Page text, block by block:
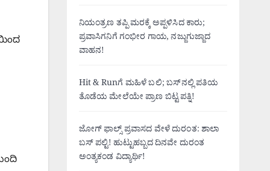
ನಿಯಂತ್ರಣ ತಪ್ಪಿ ಮರಕ್ಕೆ ಅಪ್ಪಳಿಸಿದ ಕಾರು;
ಪ್ರವಾಸಿಗನಿಗೆ ಗಂಭೀರ ಗಾಯ, ನಜ್ಜುಗುಜ್ಜಾದ
ವಾಹನ!
Hit & Runಗೆ ಮಹಿಳೆ ಬಲಿ; ಬಸ್‌ನಲ್ಲಿ ಪತಿಯ
ತೊಡೆಯ ಮೇಲೆಯೇ ಪ್ರಾಣ ಬಿಟ್ಟ ಪತ್ನಿ!
ಜೋಗ್ ಫಾಲ್ಸ್ ಪ್ರವಾಸದ ವೇಳೆ ದುರಂತ: ಶಾಲಾ
ಬಸ್ ಪಲ್ಟಿ! ಹುಟ್ಟುಹಬ್ಬದ ದಿನವೇ ದುರಂತ
ಅಂತ್ಯಕಂಡ ವಿದ್ಯಾರ್ಥಿ!